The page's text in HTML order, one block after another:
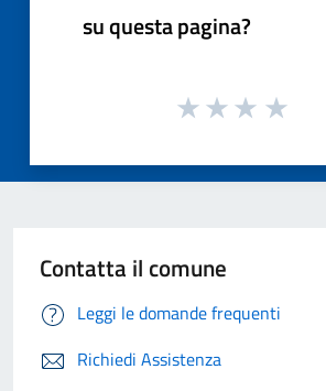
su questa pagina?
Contatta il comune
Leggi le domande frequenti
Richiedi Assistenza